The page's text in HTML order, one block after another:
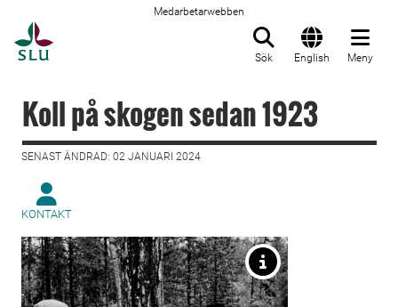
Medarbetarwebben
Sök English Meny
Koll på skogen sedan 1923
SENAST ÄNDRAD: 02 JANUARI 2024
KONTAKT